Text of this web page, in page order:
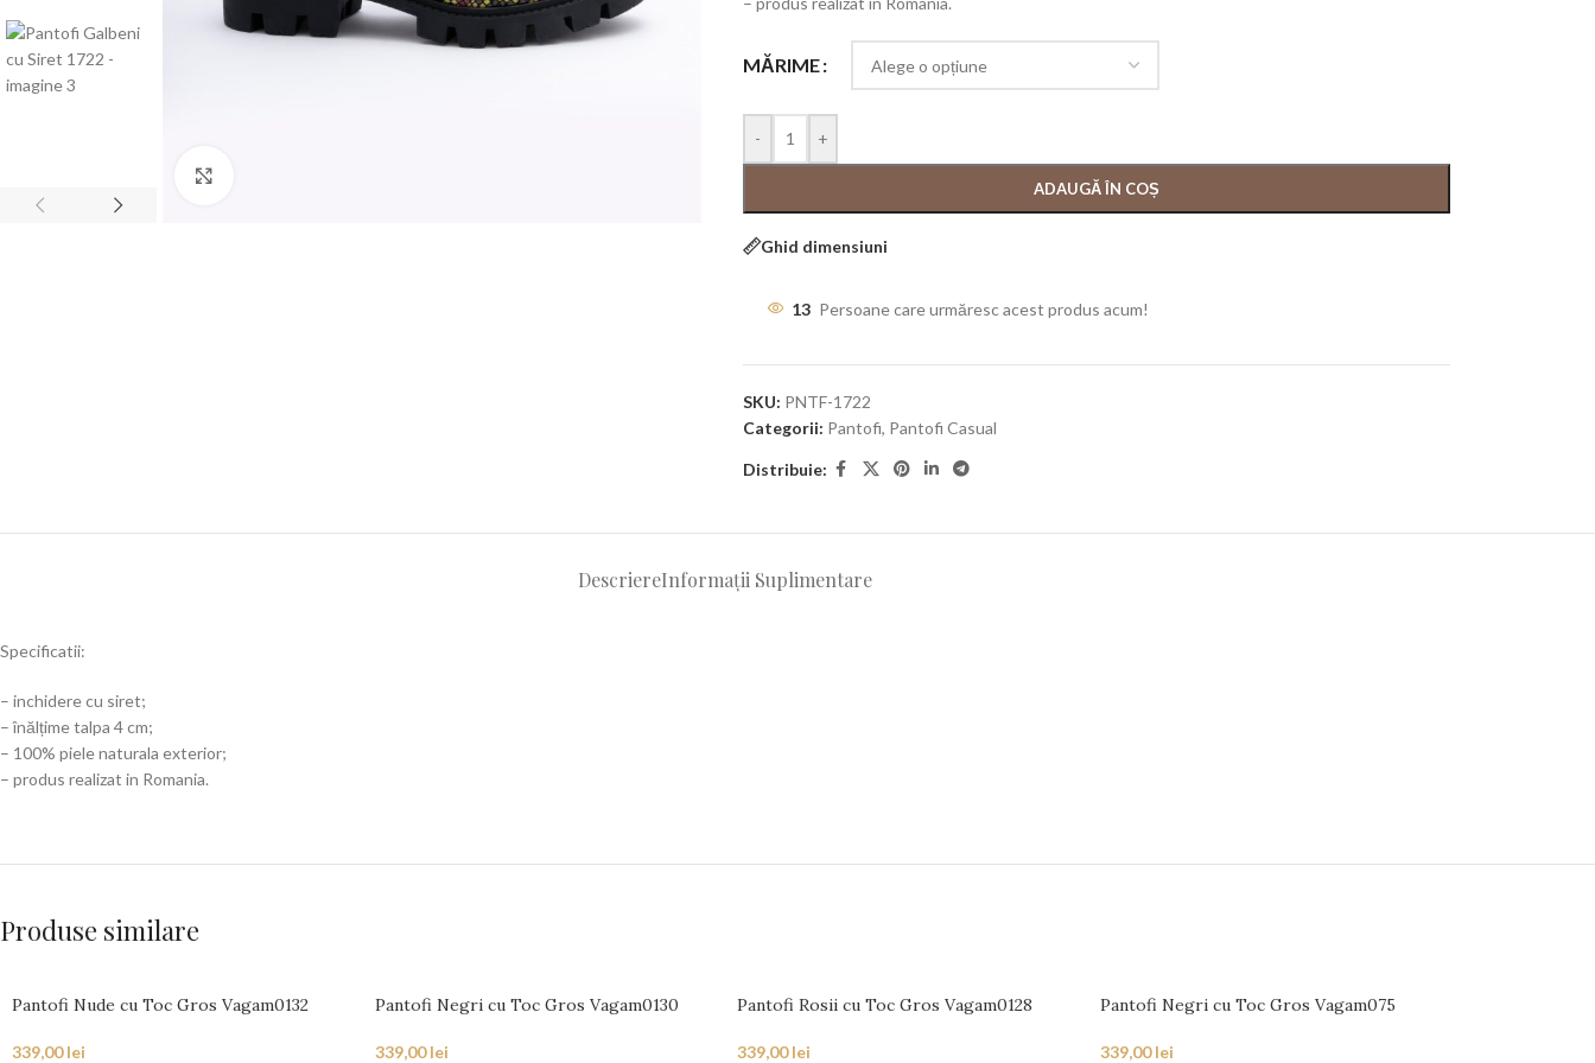
MĂRIME
- +
ADAUGĂ ÎN COȘ
Ghid dimensiuni
13 Persoane care urmăresc acest produs acum!
SKU: PNTF-1722
Categorii: Pantofi, Pantofi Casual
Distribuie:
DescriereInformații Suplimentare
Specificatii:
– inchidere cu siret;
– înălțime talpa 4 cm;
– 100% piele naturala exterior;
– produs realizat in Romania.
Produse similare
Pantofi Nude cu Toc Gros Vagam0132
339,00lei
Pantofi Negri cu Toc Gros Vagam0130
339,00lei
Pantofi Rosii cu Toc Gros Vagam0128
339,00lei
Pantofi Negri cu Toc Gros Vagam075
339,00lei